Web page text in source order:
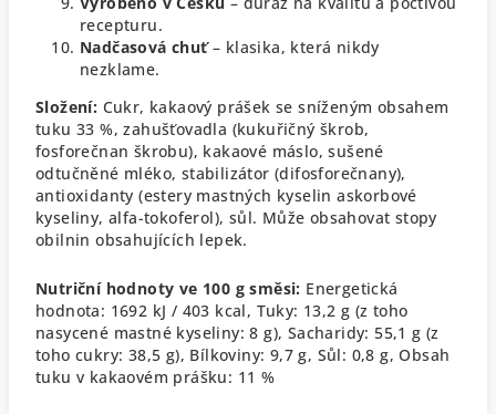
recepturu.
Nadčasová chuť– klasika, která nikdy
nezklame.
Složení: Cukr, kakaový prášek se sníženým obsahem
tuku 33 %, zahušťovadla (kukuřičný škrob,
fosforečnan škrobu), kakaové máslo, sušené
odtučněné mléko, stabilizátor (difosforečnany),
antioxidanty (estery mastných kyselin askorbové
kyseliny, alfa-tokoferol), sůl. Může obsahovat stopy
obilnin obsahujících lepek.
Nutriční hodnoty ve 100 g směsi: Energetická
hodnota: 1692 kJ / 403 kcal, Tuky: 13,2 g (z toho
nasycené mastné kyseliny: 8 g), Sacharidy: 55,1 g (z
toho cukry: 38,5 g), Bílkoviny: 9,7 g, Sůl: 0,8 g,Obsah
tuku v kakaovém prášku: 11 %